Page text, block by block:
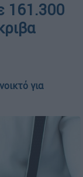
161.300
για